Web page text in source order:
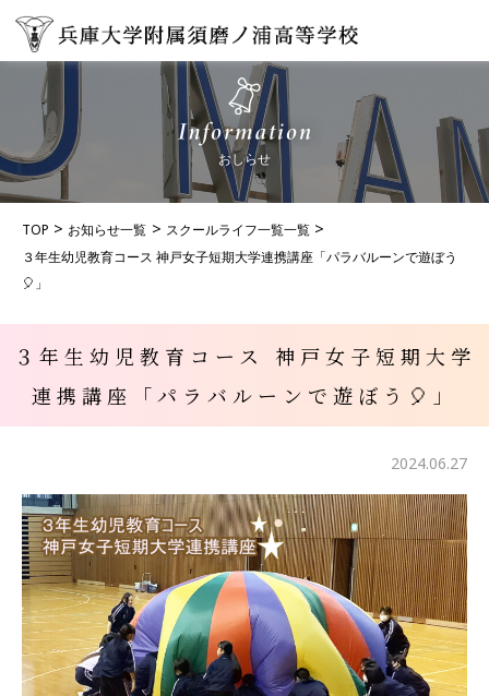
おしらせ
TOP お知らせ一覧
スクールライフ一覧一覧
３年生幼児教育コース 神戸女子短期大学連携講座「パラバルーンで遊ぼう
🎈」
３年生幼児教育コース 神戸女子短期大学
連携講座「パラバルーンで遊ぼう🎈」
2024.06.27